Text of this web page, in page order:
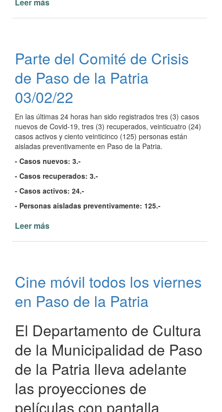
al
tope
de
preferencia
turística
nacional
Parte del Comité de Crisis
de Paso de la Patria
03/02/22
En las últimas 24 horas han sido registrados tres (3) casos
nuevos de Covid-19, tres (3) recuperados, veinticuatro (24)
casos activos y ciento veinticinco (125) personas están
aisladas preventivamente en Paso de la Patria.
- Casos nuevos: 3.-
- Casos recuperados: 3.-
- Casos activos: 24.-
- Personas aisladas preventivamente: 125.-
Leer más
Crisis
de
Paso
Patria
03/02/22
Cine móvil todos los viernes
en Paso de la Patria
El Departamento de Cultura
de la Municipalidad de Paso
de la Patria lleva adelante
las proyecciones de
películas con pantalla